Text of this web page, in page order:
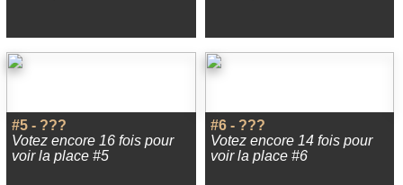
#5 - ???
Votez encore 16 fois pour
voir la place #5
#6 - ???
Votez encore 14 fois pour
voir la place #6